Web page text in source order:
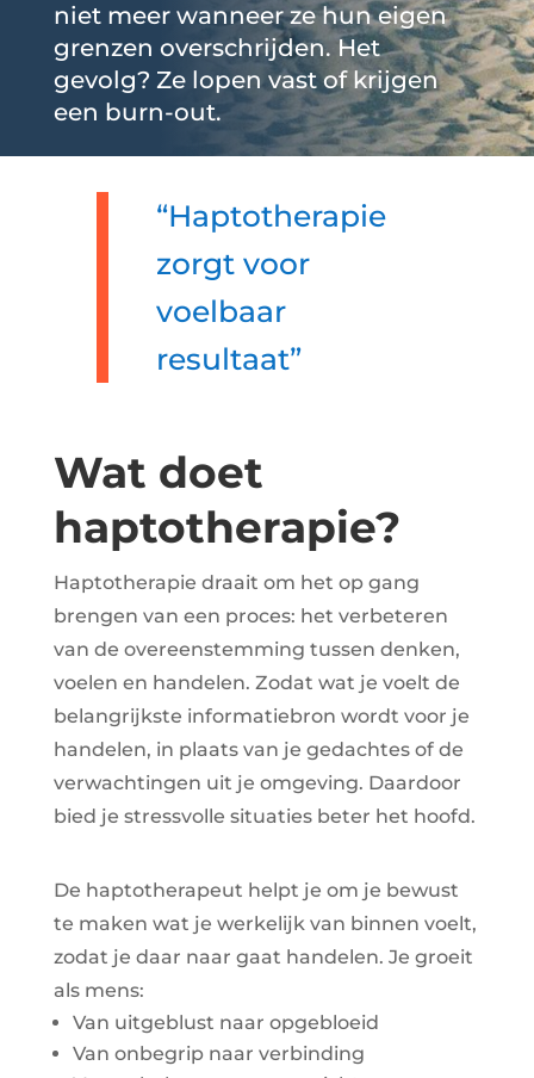
niet meer wanneer ze hun eigen
grenzen overschrijden. Het
gevolg? Ze lopen vast of krijgen
een burn-out.
“Haptotherapie
zorgt voor
voelbaar
resultaat”
Wat doet
haptotherapie?
Haptotherapie draait om het op gang
brengen van een proces: het verbeteren
van de overeenstemming tussen denken,
voelen en handelen. Zodat wat je voelt de
belangrijkste informatiebron wordt voor je
handelen, in plaats van je gedachtes of de
verwachtingen uit je omgeving. Daardoor
bied je stressvolle situaties beter het hoofd.
De haptotherapeut helpt je om je bewust
te maken wat je werkelijk van binnen voelt,
zodat je daar naar gaat handelen. Je groeit
als mens:
Van uitgeblust naar opgebloeid
Van onbegrip naar verbinding